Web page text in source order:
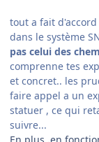
tout a fait
dans le système
pas celui des
comprenne tes
et concret.. les
faire appel a un
statuer , ce qui
suivre...